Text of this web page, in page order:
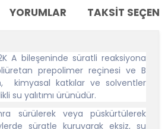
YORUMLAR TAKSIT
A bileşeninde süratli reaksiyona
prepolimer reçinesi ve B
kimyasal katkılar ve solventler
su yalıtımı ürünüdür.
sürülerek veya püskürtülerek
süratle kuruyarak eksiz, su